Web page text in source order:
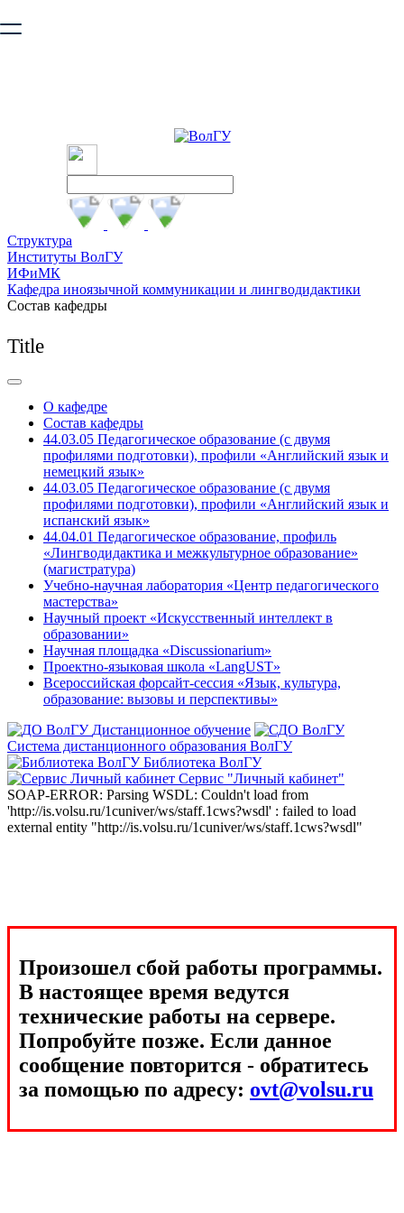
безопасную работу с сайтом. Пожалуйста
Структура
Институты ВолГУ
ИФиМК
Кафедра иноязычной коммуникации и лингводидактики
Состав кафедры
Title
О кафедре
Состав кафедры
44.03.05 Педагогическое образование (с двумя
профилями подготовки), профили «Английский язык и
немецкий язык»
44.03.05 Педагогическое образование (с двумя
профилями подготовки), профили «Английский язык и
испанский язык»
44.04.01 Педагогическое образование, профиль
«Лингводидактика и межкультурное образование»
(магистратура)
Учебно-научная лаборатория «Центр педагогического
мастерства»
Научный проект «Искусственный интеллект в
образовании»
Научная площадка «Discussionarium»
Проектно-языковая школа «LangUST»
Всероссийская форсайт-сессия «Язык, культура,
образование: вызовы и перспективы»
Дистанционное обучение
Система дистанционного образования ВолГУ
Библиотека ВолГУ
Сервис "Личный кабинет"
SOAP-ERROR: Parsing WSDL: Couldn't load from
'http://is.volsu.ru/1cuniver/ws/staff.1cws?wsdl' : failed to load
external entity "http://is.volsu.ru/1cuniver/ws/staff.1cws?wsdl"
Произошел сбой работы программы.
В настоящее время ведутся
технические работы на сервере.
Попробуйте позже. Если данное
сообщение повторится - обратитесь
за помощью по адресу: ovt@volsu.ru